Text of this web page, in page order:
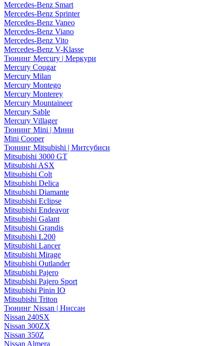
Mercedes-Benz Smart
Mercedes-Benz Sprinter
Mercedes-Benz Vaneo
Mercedes-Benz Viano
Mercedes-Benz Vito
Mercedes-Benz V-Klasse
Тюнинг Mercury | Меркури
Mercury Cougar
Mercury Milan
Mercury Montego
Mercury Monterey
Mercury Mountaineer
Mercury Sable
Mercury Villager
Тюнинг Mini | Мини
Mini Cooper
Тюнинг Mitsubishi | Митсубиси
Mitsubishi 3000 GT
Mitsubishi ASX
Mitsubishi Colt
Mitsubishi Delica
Mitsubishi Diamante
Mitsubishi Eclipse
Mitsubishi Endeavor
Mitsubishi Galant
Mitsubishi Grandis
Mitsubishi L200
Mitsubishi Lancer
Mitsubishi Mirage
Mitsubishi Outlander
Mitsubishi Pajero
Mitsubishi Pajero Sport
Mitsubishi Pinin IO
Mitsubishi Triton
Тюнинг Nissan | Ниссан
Nissan 240SX
Nissan 300ZX
Nissan 350Z
Nissan Almera